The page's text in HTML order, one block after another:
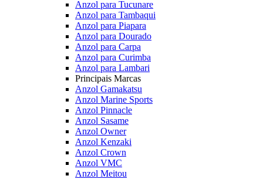
Anzol para Tucunare
Anzol para Tambaqui
Anzol para Piapara
Anzol para Dourado
Anzol para Carpa
Anzol para Curimba
Anzol para Lambari
Principais Marcas
Anzol Gamakatsu
Anzol Marine Sports
Anzol Pinnacle
Anzol Sasame
Anzol Owner
Anzol Kenzaki
Anzol Crown
Anzol VMC
Anzol Meitou